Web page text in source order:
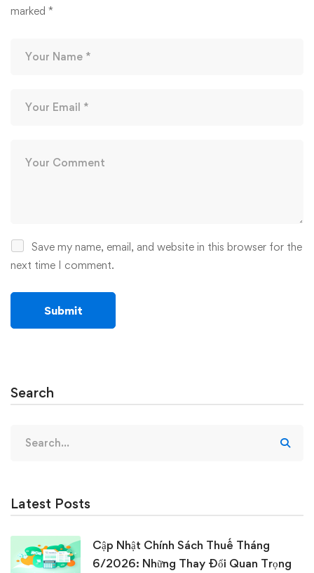
marked *
Save my name, email, and website in this browser for the
next time I comment.
Search
for:
Latest Posts
Cập Nhật Chính Sách Thuế Tháng
6/2026: Những Thay Đổi Quan Trọng